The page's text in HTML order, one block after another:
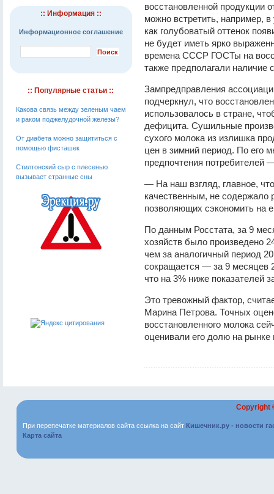
:: Информация ::
Информационное соглашение
:: Популярные статьи ::
Какова связь между зеленым чаем
и раком поджелудочной железы?
От диабета можно защититься с
помощью фисташек
Стилтонский сыр с плесенью
вызывает странные сны
восстановленной продукции
можно встретить, например,
как голубоватый оттенок
не будет иметь ярко
времена СССР ГОСТы на
также предполагали наличие
Зампредправления
подчеркнул, что
использовалось в стране,
дефицита. Сушильные
сухого молока из излишка
цен в зимний период. По его
предпочтения потребителей
— На наш взгляд, главное,
качественным, не содержало
позволяющих сэкономить на
По данным Росстата, за 9
хозяйств было произведено
чем за аналогичный период
сокращается — за 9 месяцев
что на 3% ниже показателей
Это тревожный фактор,
Марина Петрова. Точных
восстановленного молока
оценивали его долю на рынке
Copyright
При перепечатке материалов сайта ссылка на сайт Кишечник.ру - новости
Карта сайта